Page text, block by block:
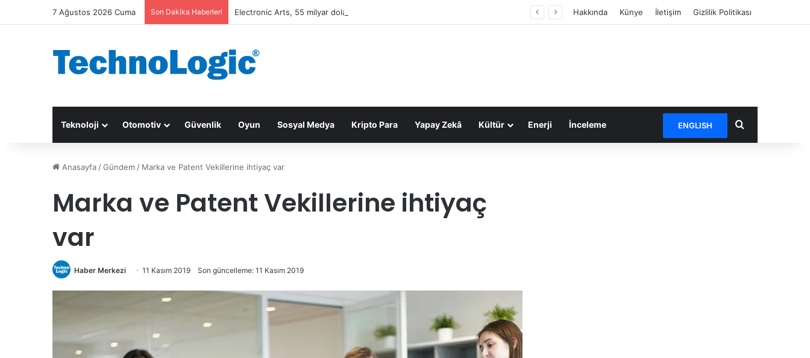
7 Ağustos 2026 Cuma Son Dakika Haberleri Electronic Arts, 55 milyar dolarlık anlaşmayla Suudi Arabistan’ın oldu Hakkında Künye İletişim Gizlilik Politikası
Teknoloji Otomotiv Güvenlik Oyun Sosyal Medya Kripto Para Yapay Zekâ Kültür Enerji İnceleme ENGLISH Arama yap ...
Anasayfa /Gündem / Marka ve Patent Vekillerine ihtiyaç var
Marka ve Patent Vekillerine ihtiyaç
var
Haber Merkezi 11 Kasım 2019 Son güncelleme: 11 Kasım 2019